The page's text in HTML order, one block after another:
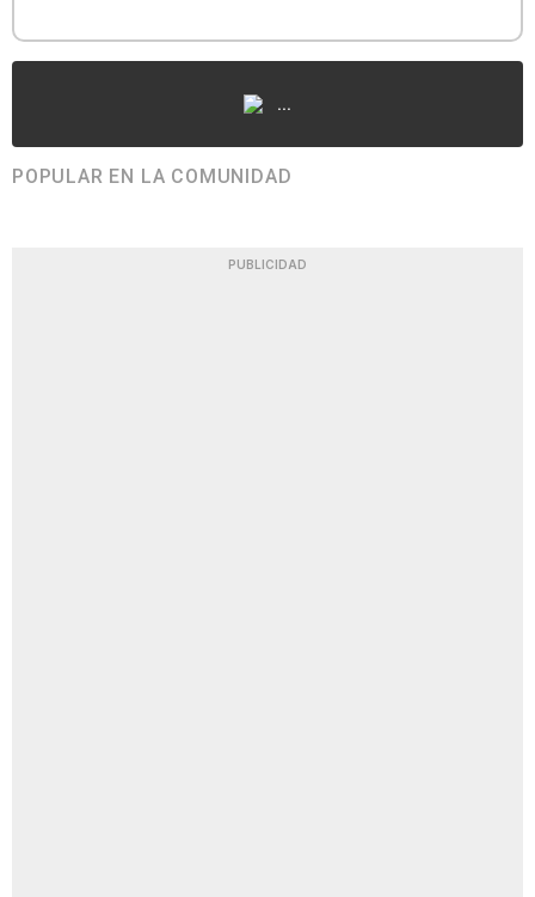
...
POPULAR EN LA COMUNIDAD
PUBLICIDAD